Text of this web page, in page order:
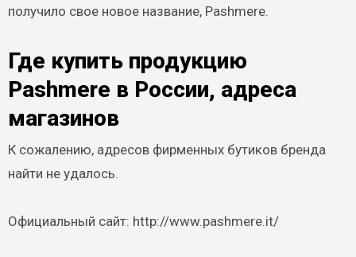
получило свое новое название, Pashmere.
Где купить продукцию
Pashmere в России, адреса
магазинов
К сожалению, адресов фирменных бутиков бренда
найти не удалось.
Официальный сайт: http://www.pashmere.it/